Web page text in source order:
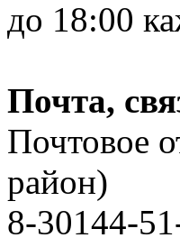
до 18:00
Почта,
Почтовое
район)
8-30144-